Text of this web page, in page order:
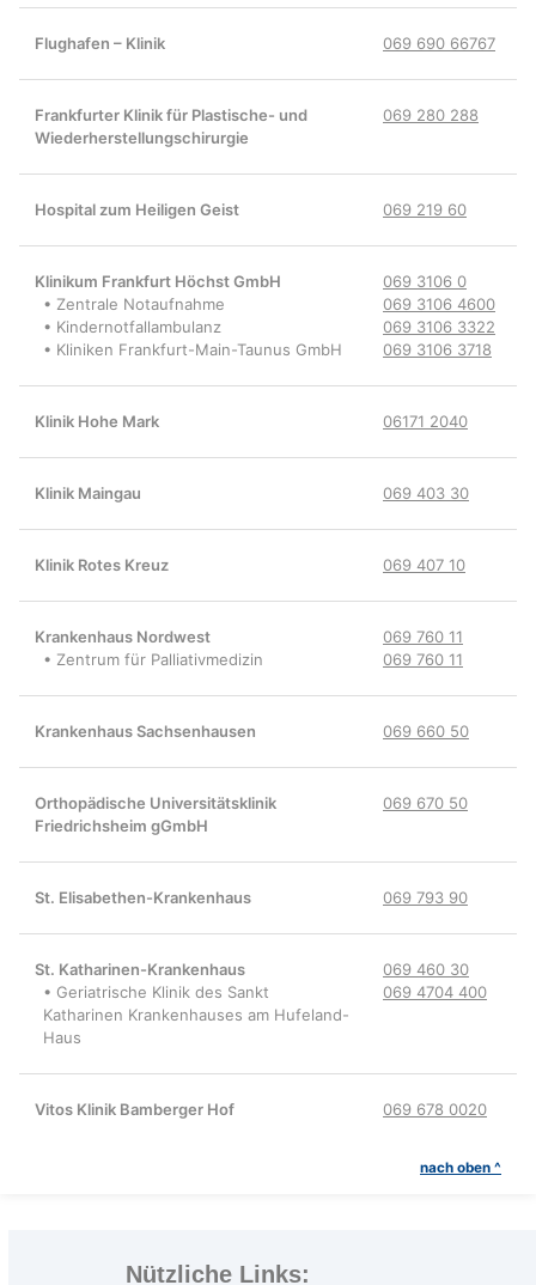
Flughafen – Klinik 069 690 66767
Frankfurter Klinik für Plastische- und
Wiederherstellungschirurgie
069 280 288
Hospital zum Heiligen Geist 069 219 60
Klinikum Frankfurt Höchst GmbH
069 3106 0
• Zentrale Notaufnahme
069 3106 4600
• Kindernotfallambulanz
069 3106 3322
• Kliniken Frankfurt-Main-Taunus GmbH
069 3106 3718
Klinik Hohe Mark 06171 2040
Klinik Maingau 069 403 30
Klinik Rotes Kreuz 069 407 10
Krankenhaus Nordwest
069 760 11
• Zentrum für Palliativmedizin
069 760 11
Krankenhaus Sachsenhausen 069 660 50
Orthopädische Universitätsklinik
Friedrichsheim gGmbH
069 670 50
St. Elisabethen-Krankenhaus 069 793 90
St. Katharinen-Krankenhaus
069 460 30
• Geriatrische Klinik des Sankt
Katharinen Krankenhauses am Hufeland-
Haus
069 4704 400
Vitos Klinik Bamberger Hof 069 678 0020
nach oben ^
Nützliche Links: